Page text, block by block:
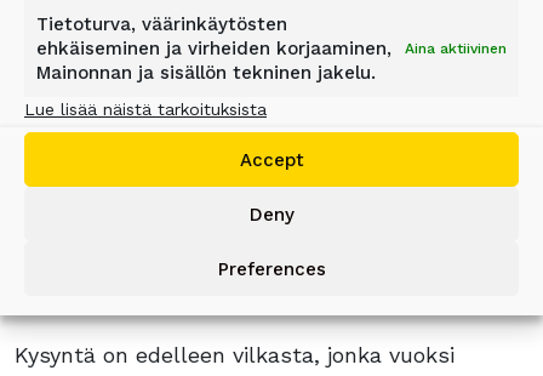
Tietoturva, väärinkäytösten
ehkäiseminen ja virheiden korjaaminen,
Mainonnan ja sisällön tekninen jakelu.
Aina aktiivinen
Lue lisää näistä tarkoituksista
Accept
Deny
Preferences
Poikkeustilasta huolimatta palvelemme
asiakasta normaalisti, esimerkiksi tarjoamalla
teknistä tukea tarvittaessa. Myös koneiden
Työmaille vienti on ollut suosittua, mutta myös
Kysyntä on edelleen vilkasta, jonka vuoksi